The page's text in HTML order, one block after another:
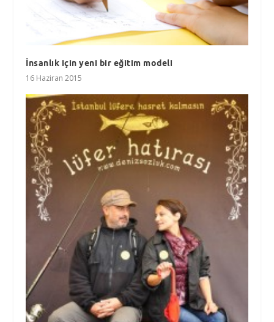
İnsanlık için yeni bir eğitim modeli
16 Haziran 2015